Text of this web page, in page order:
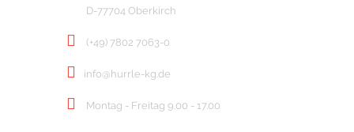
D-77704 Oberkirch
(+49) 7802 7063-0
info@hurrle-kg.de
Montag - Freitag 9.00 - 17.00